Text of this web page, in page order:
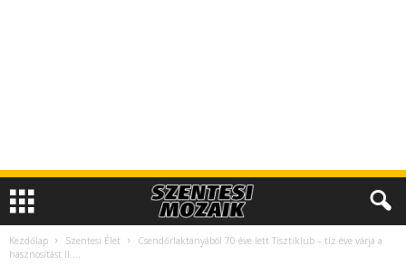
Kezdőlap Szentesi Élet
Csendőrlaktanyából 70 éve lett Tisztiklub – tíz éve várja a
hasznosítást II....